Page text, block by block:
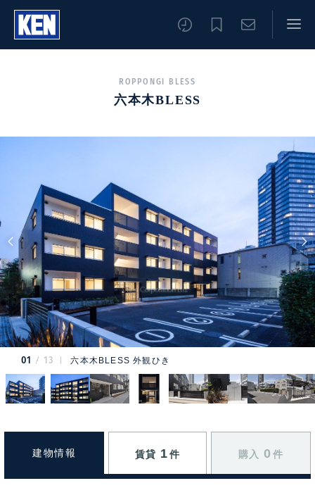
ROPPONGI BLESS
六本木BLESS
01 13 六本木BLESS 外観ひき
建物情報 賃貸 1 件 購入 0 件